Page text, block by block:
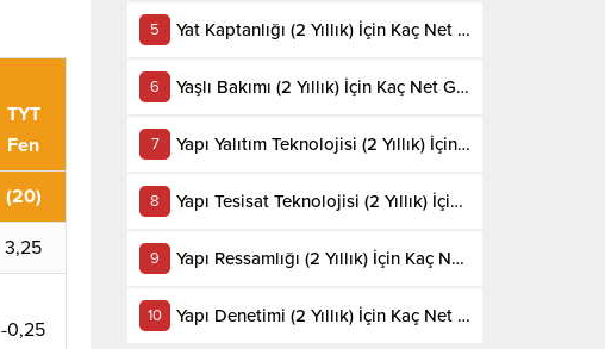
TYT
Fen
(20)
3,25
-0,25
Yat Kaptanlığı (2 Yıllık) İçin Kaç Net Gerekir 2022
Yaşlı Bakımı (2 Yıllık) İçin Kaç Net Gerekir 2022
Yapı Yalıtım Teknolojisi (2 Yıllık) İçin Kaç Net Gerekir 2022
Yapı Tesisat Teknolojisi (2 Yıllık) İçin Kaç Net Gerekir 2022
Yapı Ressamlığı (2 Yıllık) İçin Kaç Net Gerekir 2022
Yapı Denetimi (2 Yıllık) İçin Kaç Net Gerekir 2022